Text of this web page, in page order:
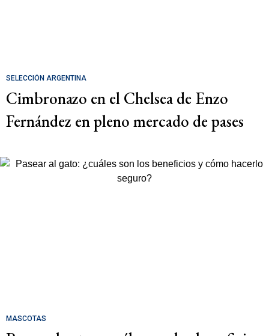
SELECCIÓN ARGENTINA
Cimbronazo en el Chelsea de Enzo
Fernández en pleno mercado de pases
MASCOTAS